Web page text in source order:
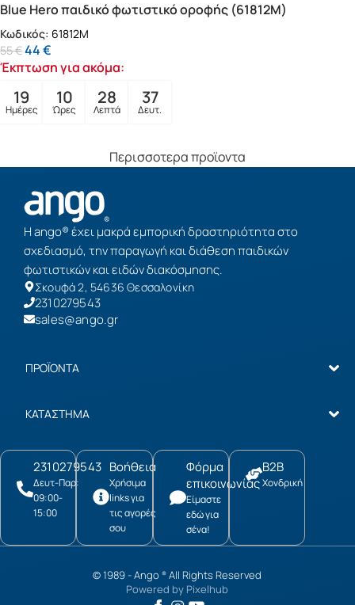
Blue Hero παιδικό φωτιστικό οροφής (61812M)
Κωδικός: 61812M
55€44€
Έκπτωση για ακόμα:
19
Ημέρες
10
Ώρες
28
Λεπτά
35
Δευτ.
Περισσοτερα προϊοντα
Η ango® έχει μακρά εμπορική δραστηριότητα στο
σχεδιασμό, την παραγωγή και διάθεση παιδικών
φωτιστικών και ειδών διακόσμησης.
Σκουφά 2, 54636 Θεσσαλονίκη
2310279543
sales@ango.gr
ΠΡΟΪΟΝΤΑ
ΚΑΤΑΣΤΗΜΑ
2310279543
Δευτ-Παρ:
09:00-
15:00
Βοήθεια
Χρήσιμα
links για
τις αγορές
σου
Φόρμα
επικοινωνίας
Είμαστε
εδώ για
σένα!
B2B
Χονδρική
© 1989 -Ango® All Rights Reserved
Powered by Pixelhub